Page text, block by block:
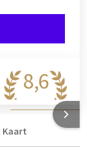
8,6
Kaart